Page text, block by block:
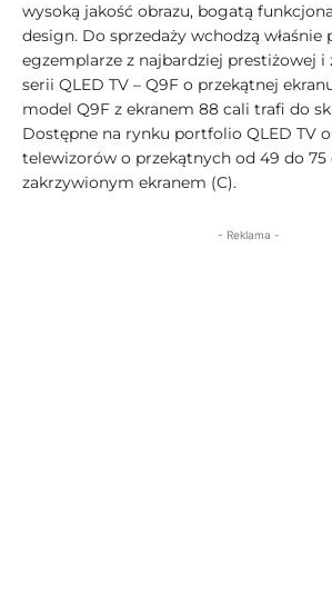
wysoką jakość obrazu, bogatą
design. Do sprzedaży wchodzą właśnie
egzemplarze z najbardziej prestiżowej i
serii QLED TV – Q9F o przekątnej
model Q9F z ekranem 88 cali trafi do
Dostępne na rynku portfolio QLED TV
telewizorów o przekątnych od 49 do 75
zakrzywionym ekranem (C).
- Reklama -